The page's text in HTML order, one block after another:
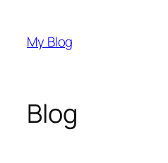
contenido
My Blog
Blog